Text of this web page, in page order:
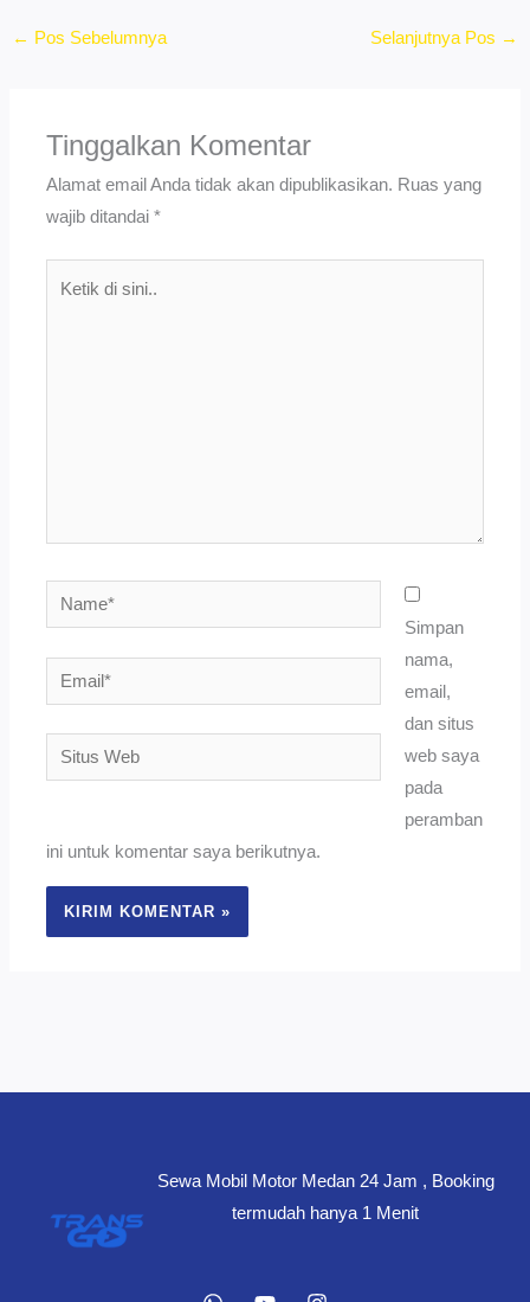
← Pos Sebelumnya Selanjutnya Pos →
Tinggalkan Komentar
Alamat email Anda tidak akan dipublikasikan. Ruas yang
wajib ditandai*
Name*
Email*
Situs
Web
Simpan
nama,
email,
dan situs
web saya
pada
peramban
ini untuk komentar saya berikutnya.
Sewa Mobil Motor Medan 24 Jam , Booking
termudah hanya 1 Menit